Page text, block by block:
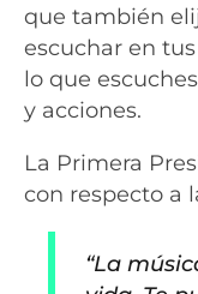
que también
escuchar en
lo que
y acciones.
La Primera
con respecto a
“La